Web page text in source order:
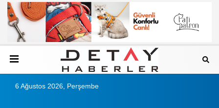
6 Ağustos 2026, Perşembe